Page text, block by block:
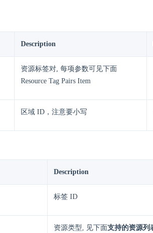
Description
资源标签对, 每项参数可见下面
Resource Tag Pairs Item
区域 ID，注意要小写
Description
标签 ID
资源类型, 见下面支持的资源列